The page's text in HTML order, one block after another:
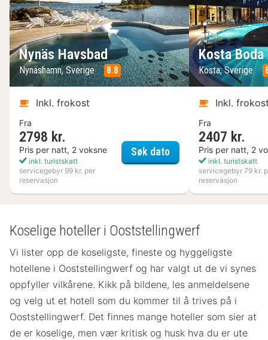
Nynäs Havsbad
Nynäshamn, Sverige 8.8
Inkl. frokost
Fra
2798 kr.
Pris per natt, 2 voksne
inkl. turistskatt
servicegebyr 99 kr. per
reservasjon
Søk datoNynäs Havsbad
Kosta
Kosta, Sverige
Inkl.
Fra
2407 kr.
Pris per natt, 2
inkl. turistskatt
servicegebyr 79 kr.
reservasjon
Koselige hoteller i Ooststellingwerf
Vi lister opp de koseligste, fineste og hyggeligste
hotellene i Ooststellingwerf og har valgt ut de vi synes
oppfyller vilkårene. Kikk på bildene, les anmeldelsene
og velg ut et hotell som du kommer til å trives på i
Ooststellingwerf. Det finnes mange hoteller som sier at
de er koselige, men vær kritisk og husk hva du er ute